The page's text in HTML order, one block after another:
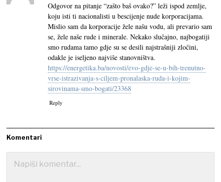
Odgovor na pitanje “zašto baš ovako?” leži ispod zemlje,
koju isti ti nacionalisti u bescijenje nude korporacijama.
Mislio sam da korporacije žele našu vodu, ali prevario sam
se, žele naše rude i minerale. Nekako slučajno, najbogatiji
smo rudama tamo gdje su se desili najstrašniji zločini,
odakle je iseljeno najviše stanovništva.
https://energetika.ba/novosti/evo-gdje-se-u-bih-trenutno-
vrse-istrazivanja-s-ciljem-pronalaska-ruda-i-kojim-
sirovinama-smo-bogati/23368
Reply
Komentari